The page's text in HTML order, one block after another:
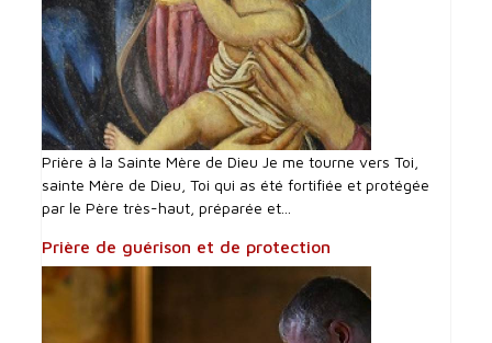
Prière à la Sainte Mère de Dieu Je me tourne vers Toi,
sainte Mère de Dieu, Toi qui as été fortifiée et protégée
par le Père très-haut, préparée et...
Prière de guérison et de protection